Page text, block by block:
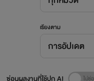
เรียงตาม
การอัปเดต
ซ่อนผลงานที่ใช้ปก AI